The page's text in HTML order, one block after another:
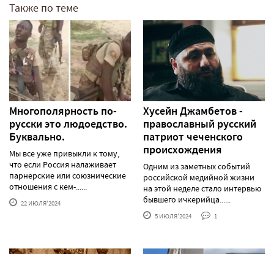
Также по теме
Многополярность по-
русски это людоедство.
Буквально.
Мы все уже привыкли к тому,
что если Россия налаживает
парнерские или союзнические
отношения с кем-......
22 ИЮЛЯ'2024
Хусейн Джамбетов -
православный русский
патриот чеченского
происхождения
Одним из заметных событий
российской медийной жизни
на этой неделе стало интервью
бывшего ичкерийца......
5 ИЮЛЯ'2024 1